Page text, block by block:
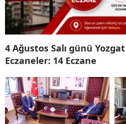
4 Ağustos Salı günü
Eczaneler: 14 Eczane